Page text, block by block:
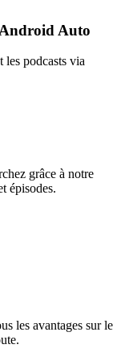
Auto
les podcasts via
grâce à notre
épisodes.
les avantages sur le